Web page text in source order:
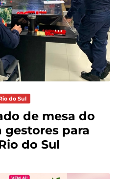
do Sul
de mesa do
gestores para
do Sul